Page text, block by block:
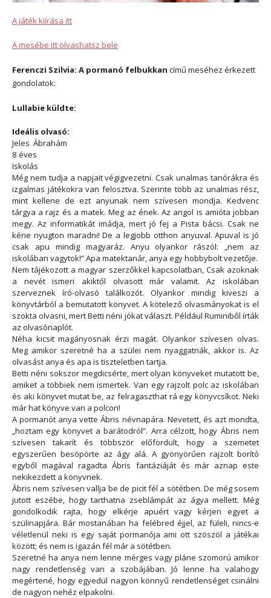
A játék kiírása itt
A mesébe itt olvashatsz bele
Ferenczi Szilvia: A pormanó felbukkan című meséhez érkezett
gondolatok:
Lullabie küldte:
Ideális olvasó:
Jeles Ábrahám
8 éves
Iskolás
Még nem tudja a napjait végigvezetni. Csak unalmas tanórákra és
izgalmas játékokra van felosztva. Szerinte több az unalmas rész,
mint kellene de ezt anyunak nem szívesen mondja. Kedvenc
tárgya a rajz és a matek. Meg az ének. Az angol is amióta jobban
megy. Az informatikát imádja, mert jó fej a Pista bácsi. Csak ne
kéne nyugton maradni! De a legjobb otthon anyuval. Apuval is jó
csak apu mindig magyaráz. Anyu olyankor rászól: „nem az
iskolában vagytok!” Apa matektanár, anya egy hobbybolt vezetője.
Nem tájékozott a magyar szerzőkkel kapcsolatban, Csak azoknak
a nevét ismeri akiktől olvasott már valamit. Az iskolában
szerveznek író-olvasó találkozót. Olyankor mindig kiveszi a
könyvtárból a bemutatott könyvet. A kötelező olvasmányokat is el
szokta olvasni, mert Betti néni jókat választ. Például Ruminiből írták
az olvasónaplót.
Néha kicsit magányosnak érzi magát. Olyankor szívesen olvas.
Meg amikor szeretné ha a szülei nem nyaggatnák, akkor is. Az
olvasást anya és apa is tiszteletben tartja.
Betti néni sokszor megdicsérte, mert olyan könyveket mutatott be,
amiket a többiek nem ismertek. Van egy rajzolt polc az iskolában
és aki könyvet mutat be, az felragaszthat rá egy könyvcsíkot. Neki
már hat könyve van a polcon!
A pormanót anya vette Ábris névnapára. Nevetett, és azt mondta,
„hoztam egy könyvet a barátodról”. Arra célzott, hogy Ábris nem
szívesen takarít és többször előfordult, hogy a szemetet
egyszerűen besöpörte az ágy alá. A gyönyörűen rajzolt borító
egyből magával ragadta Ábris fantáziáját és már aznap este
nekikezdett a könyvnek.
Ábris nem szívesen vallja be de picit fél a sötétben. De még sosem
jutott eszébe, hogy tarthatna zseblámpát az ágya mellett. Még
gondolkodik rajta, hogy elkérje apuért vagy kérjen egyet a
szülinapjára. Bár mostanában ha felébred éjjel, az füleli, nincs-e
véletlenül neki is egy saját pormanója ami ott szöszöl a játékai
között; és nem is igazán fél már a sötétben.
Szeretné ha anya nem lenne mérges vagy pláne szomorú amikor
nagy rendetlenség van a szobájában. Jó lenne ha valahogy
megértené, hogy egyedül nagyon könnyű rendetlenséget csinálni
de nagyon nehéz elpakolni.